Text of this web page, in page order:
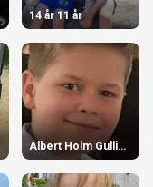
14 år 11 år
Albert Holm Gulliksen 12 år